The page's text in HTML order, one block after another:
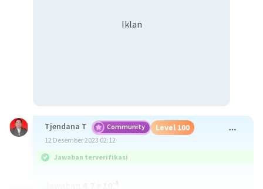
Iklan
Tjendana T Community Level 100
12 Desember 2023 02:12
Jawaban terverifikasi